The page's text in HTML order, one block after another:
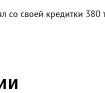
со своей кредитки